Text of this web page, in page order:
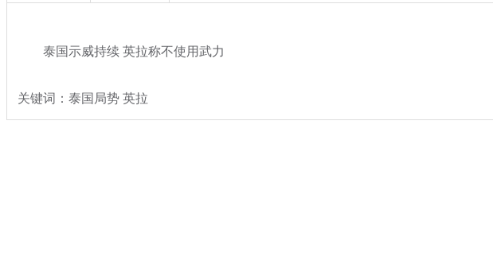
泰国示威持续 英拉称不使用武力
关键词：泰国局势 英拉